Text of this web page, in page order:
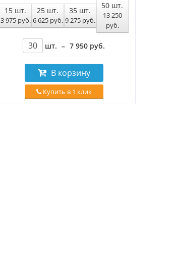
15 шт.
3 975 руб.
25 шт.
6 625 руб.
35 шт.
9 275 руб.
50 шт.
13 250
руб.
шт. – 7 950 руб.
В корзину
Купить в 1 клик